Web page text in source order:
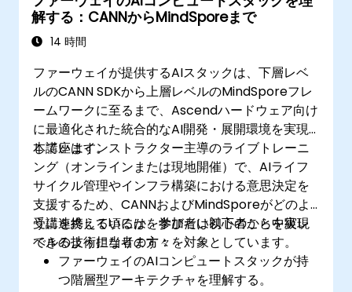
解する：CANNからMindSporeまで
14 時間
ファーウェイが提供するAIスタックは、下層レベ
ルのCANN SDKから上層レベルのMindSporeフレ
ームワークに至るまで、Ascendハードウェア向け
に最適化された統合的なAI開発・展開環境を実現
しています。
本講座はインストラクター主導のライブトレーニ
ング（オンラインまたは現地開催）で、AIライフ
サイクル管理やインフラ構築における意思決定を
支援するため、CANNおよびMindSporeがどのよ
うに連携しているかを学びたい初心者から中級レ
ベルの技術担当者の方々を対象としています。
受講を終える頃には、参加者は以下のことを実現
できるようになります：
ファーウェイのAIコンピュートスタックが持
つ階層型アーキテクチャを理解する。